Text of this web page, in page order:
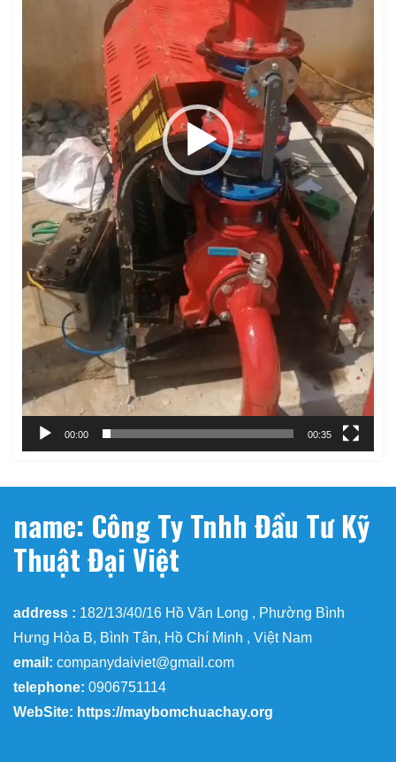
00:00 00:35
name: Công Ty Tnhh Đầu Tư Kỹ
Thuật Đại Việt
address : 182/13/40/16 Hồ Văn Long , Phường Bình
Hưng Hòa B, Bình Tân, Hồ Chí Minh , Việt Nam
email: companydaiviet@gmail.com
telephone: 0906751114
WebSite: https://maybomchuachay.org